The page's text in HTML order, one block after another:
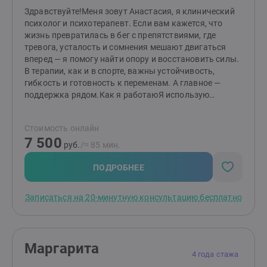
давления, анонимно. Гарантирую легкость в
общении, без оценки, критики и личных
историй).Уважаю индивидуальность каждого.В
прошлом опыт создания и руководство частной
начальной школой, ведение женского клуба,
организации бизнеса в торговле онлайн.Провожу
индивидуальные и групповые встречи.Со мной легко
и не страшно!
Здравствуйте!Меня зовут Анастасия, я клинический
психолог и психотерапевт. Если вам кажется, что
жизнь превратилась в бег с препятствиями, где
тревога, усталость и сомнения мешают двигаться
вперед — я помогу найти опору и восстановить силы.
В терапии, как и в спорте, важны устойчивость,
гибкость и готовность к переменам. А главное —
поддержка рядом.Как я работаюЯ использую
поведенческая терапия (КПТ) — поможет осознать и
изменить деструктивные мысли и
поведение.Образно-эмоциональная терапия —
работает с глубинными переживаниями и
эмоциями.Психосоматика — если тело говорит через
сигнализирует.Терапия расстройств пищевого
наладить отношения и научиться слышать друг
Стоимость онлайн
7 500 руб. /≈ 85 мин.
ПОДРОБНЕЕ
Записаться на 20-минутную консультацию бесплатно
4 года стажа
Маргарита